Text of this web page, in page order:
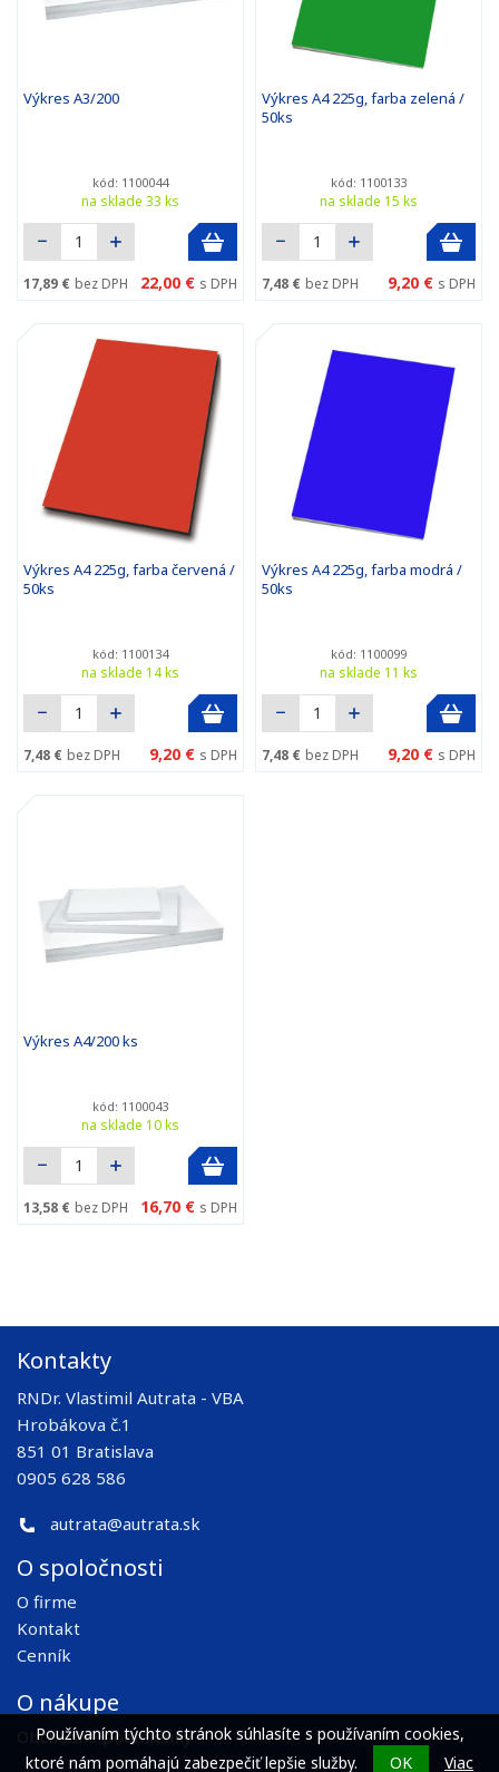
Výkres A3/200
kód: 1100044
na sklade 33 ks
17,89 € bez DPH 22,00 € s DPH
Výkres A4 225g, farba zelená /
50ks
kód: 1100133
na sklade 15 ks
7,48 € bez DPH 9,20 € s DPH
Výkres A4 225g, farba červená /
50ks
kód: 1100134
na sklade 14 ks
7,48 € bez DPH 9,20 € s DPH
Výkres A4 225g, farba modrá /
50ks
kód: 1100099
na sklade 11 ks
7,48 € bez DPH 9,20 € s DPH
Výkres A4/200 ks
kód: 1100043
na sklade 10 ks
13,58 € bez DPH 16,70 € s DPH
Kontakty
RNDr. Vlastimil Autrata - VBA
Hrobákova č.1
851 01 Bratislava
0905 628 586
autrata@autrata.sk
O spoločnosti
O firme
Kontakt
Cenník
O nákupe
Obchodné podmienky
Používaním týchto stránok súhlasíte s používaním cookies,
ktoré nám pomáhajú zabezpečiť lepšie služby.
OK Viac